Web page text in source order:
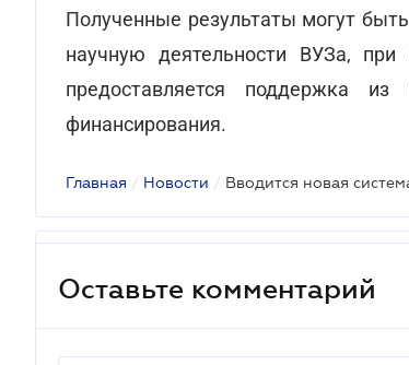
Полученные результаты могут
научную деятельности ВУЗа,
предоставляется поддержка
финансирования.
Главная / Новости /
Оставьте комментарий